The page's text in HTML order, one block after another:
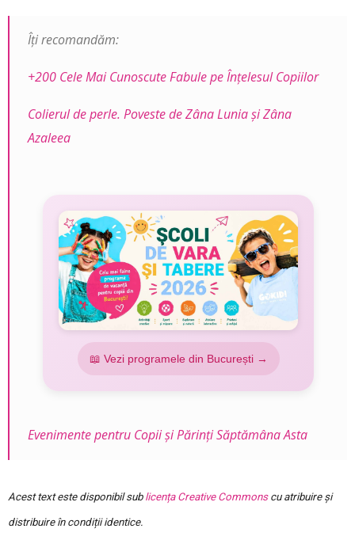
Îți recomandăm:
+200 Cele Mai Cunoscute Fabule pe Înţelesul Copiilor
Colierul de perle. Poveste de Zâna Lunia şi Zâna
Azaleea
📖 Vezi programele din București →
Evenimente pentru Copii și Părinți Săptămâna Asta
Acest text este disponibil sub licența Creative Commonscu atribuire și
distribuire în condiții identice.